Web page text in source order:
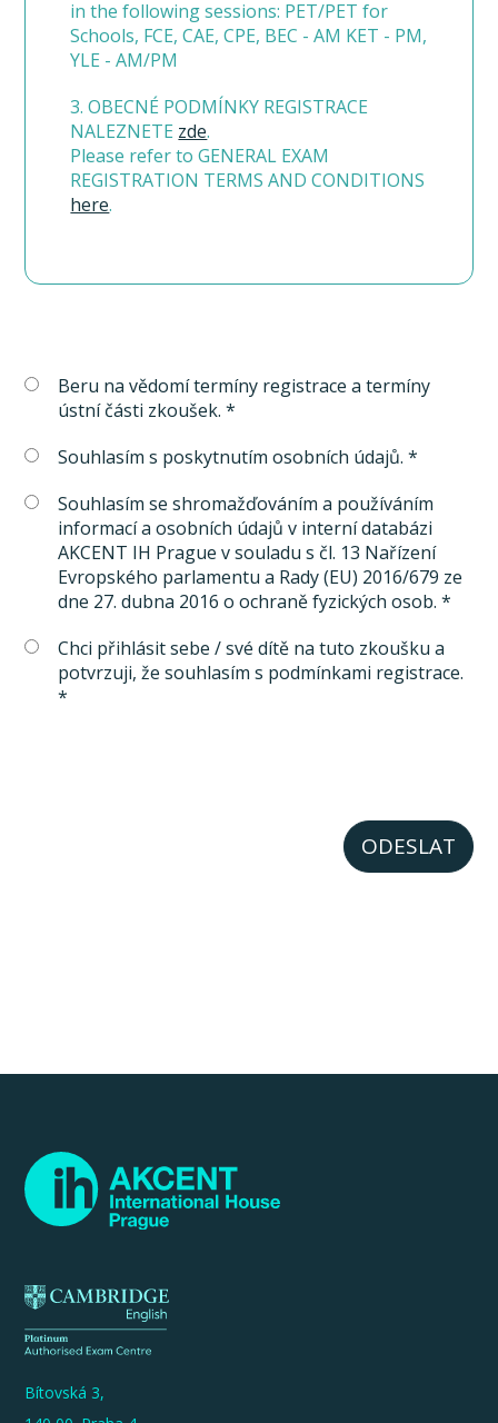
in the following sessions: PET/PET for
Schools, FCE, CAE, CPE, BEC - AM KET - PM,
YLE - AM/PM
3. OBECNÉ PODMÍNKY REGISTRACE
NALEZNETE zde.
Please refer to GENERAL EXAM
REGISTRATION TERMS AND CONDITIONS
here.
Beru na vědomí termíny registrace a termíny
ústní části zkoušek. *
Souhlasím s poskytnutím osobních údajů. *
Souhlasím se shromažďováním a používáním
informací a osobních údajů v interní databázi
AKCENT IH Prague v souladu s čl. 13 Nařízení
Evropského parlamentu a Rady (EU) 2016/679 ze
dne 27. dubna 2016 o ochraně fyzických osob. *
Chci přihlásit sebe / své dítě na tuto zkoušku a
potvrzuji, že souhlasím s podmínkami registrace.
*
Bítovská 3,